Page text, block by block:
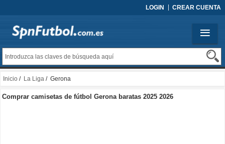
LOGIN CREAR CUENTA
Inicio / La Liga / Gerona
Comprar camisetas de fútbol Gerona baratas 2025 2026